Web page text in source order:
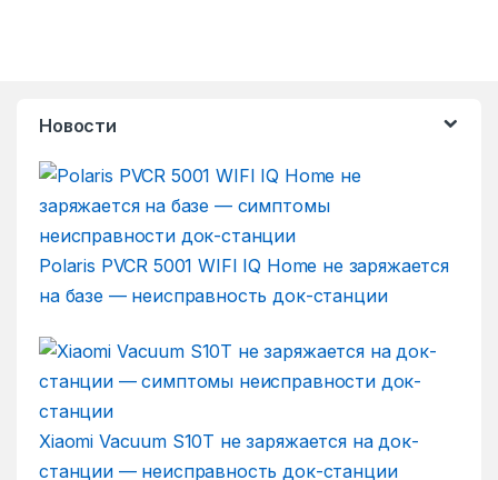
Новости
Polaris PVCR 5001 WIFI IQ Home не заряжается
на базе — неисправность док-станции
Xiaomi Vacuum S10T не заряжается на док-
станции — неисправность док-станции